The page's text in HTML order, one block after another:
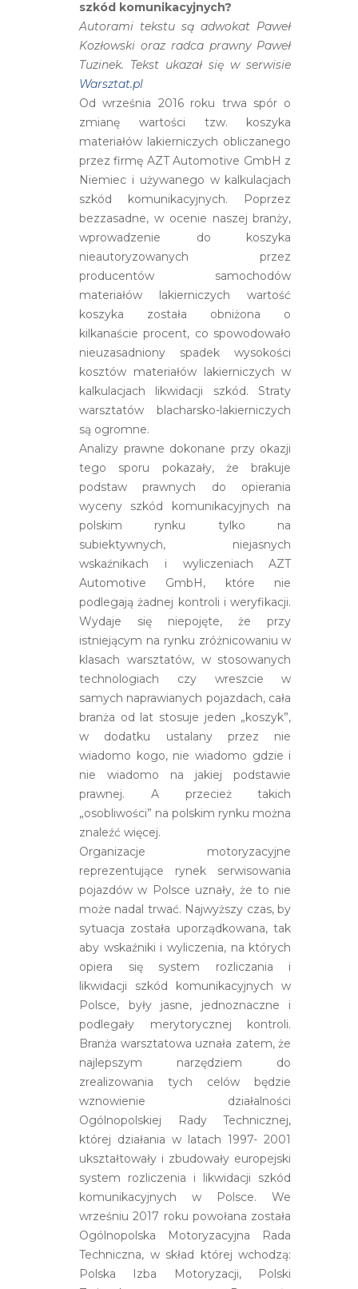
szkód komunikacyjnych?
Autorami tekstu są adwokat Paweł
Kozłowski oraz radca prawny Paweł
Tuzinek. Tekst ukazał się w serwisie
Warsztat.pl
Od września 2016 roku trwa spór o
zmianę wartości tzw. koszyka
materiałów lakierniczych obliczanego
przez firmę AZT Automotive GmbH z
Niemiec i używanego w kalkulacjach
szkód komunikacyjnych. Poprzez
bezzasadne, w ocenie naszej branży,
wprowadzenie do koszyka
nieautoryzowanych przez
producentów samochodów
materiałów lakierniczych wartość
koszyka została obniżona o
kilkanaście procent, co spowodowało
nieuzasadniony spadek wysokości
kosztów materiałów lakierniczych w
kalkulacjach likwidacji szkód. Straty
warsztatów blacharsko-lakierniczych
są ogromne.
Analizy prawne dokonane przy okazji
tego sporu pokazały, że brakuje
podstaw prawnych do opierania
wyceny szkód komunikacyjnych na
polskim rynku tylko na
subiektywnych, niejasnych
wskaźnikach i wyliczeniach AZT
Automotive GmbH, które nie
podlegają żadnej kontroli i weryfikacji.
Wydaje się niepojęte, że przy
istniejącym na rynku zróżnicowaniu w
klasach warsztatów, w stosowanych
technologiach czy wreszcie w
samych naprawianych pojazdach, cała
branża od lat stosuje jeden „koszyk”,
w dodatku ustalany przez nie
wiadomo kogo, nie wiadomo gdzie i
nie wiadomo na jakiej podstawie
prawnej. A przecież takich
„osobliwości” na polskim rynku można
znaleźć więcej.
Organizacje motoryzacyjne
reprezentujące rynek serwisowania
pojazdów w Polsce uznały, że to nie
może nadal trwać. Najwyższy czas, by
sytuacja została uporządkowana, tak
aby wskaźniki i wyliczenia, na których
opiera się system rozliczania i
likwidacji szkód komunikacyjnych w
Polsce, były jasne, jednoznaczne i
podlegały merytorycznej kontroli.
Branża warsztatowa uznała zatem, że
najlepszym narzędziem do
zrealizowania tych celów będzie
wznowienie działalności
Ogólnopolskiej Rady Technicznej,
której działania w latach 1997- 2001
ukształtowały i zbudowały europejski
system rozliczenia i likwidacji szkód
komunikacyjnych w Polsce. We
wrześniu 2017 roku powołana została
Ogólnopolska Motoryzacyjna Rada
Techniczna, w skład której wchodzą:
Polska Izba Motoryzacji, Polski